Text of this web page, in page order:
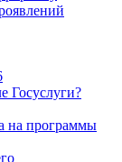
Госуслуги?
на программы